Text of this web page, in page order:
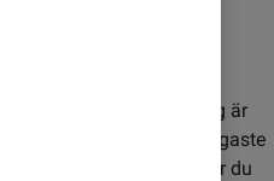
för de flesta av våra
det gäller inte i övriga
kostnader för roaming är
får du Sveriges billigaste
är slut väljer du